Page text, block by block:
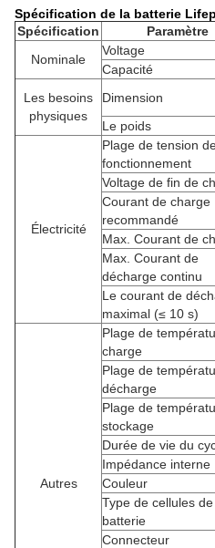
Spécification de la batterie
Spécification
Paramètre
Nominale
Voltage
Capacité
Les besoins
physiques
Dimension
Le poids
Électricité
Plage de tension
fonctionnement
Voltage de fin de
Courant de charge
recommandé
Max. Courant de
Max. Courant de
décharge continu
Le courant de
maximal (≤ 10 s)
Autres
Plage de
charge
Plage de
décharge
Plage de
stockage
Durée de vie du
Impédance interne
Couleur
Type de cellules de
batterie
Connecteur